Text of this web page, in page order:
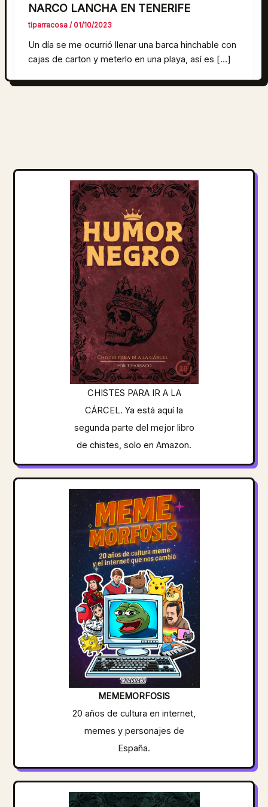
NARCO LANCHA EN TENERIFE
tiparracosa/ 01/10/2023
Un día se me ocurrió llenar una barca hinchable con
cajas de carton y meterlo en una playa, así es […]
CHISTES PARA IR A LA
CÁRCEL. Ya está aquí la
segunda parte del mejor libro
de chistes, solo en Amazon.
MEMEMORFOSIS
20 años de cultura en internet,
memes y personajes de
España.